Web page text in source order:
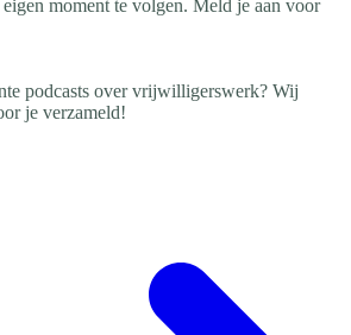
moment te volgen. Meld je aan voor
podcasts over vrijwilligerswerk? Wij
je verzameld!